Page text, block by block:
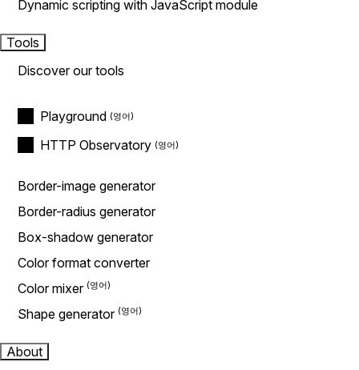
Dynamic scripting with JavaScript module
Tools
Discover our tools
Playground
HTTP Observatory
Border-image generator
Border-radius generator
Box-shadow generator
Color format converter
Color mixer
Shape generator
About